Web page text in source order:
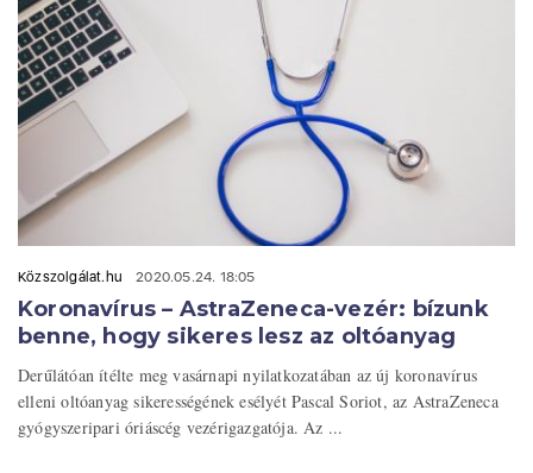
Közszolgálat.hu 2020.05.24. 18:05
Koronavírus – AstraZeneca-vezér: bízunk
benne, hogy sikeres lesz az oltóanyag
Derűlátóan ítélte meg vasárnapi nyilatkozatában az új koronavírus
elleni oltóanyag sikerességének esélyét Pascal Soriot, az AstraZeneca
gyógyszeripari óriáscég vezérigazgatója. Az ...